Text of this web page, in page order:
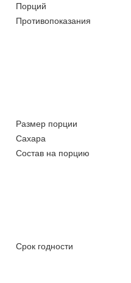
Порций
Противопоказания
Размер порции
Сахара
Состав на порцию
Срок годности